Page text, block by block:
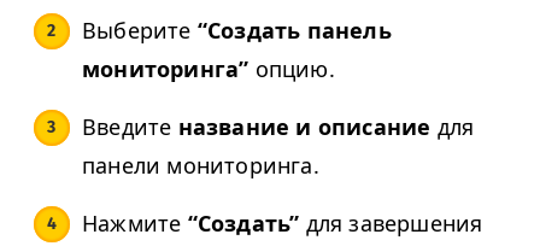
Выберите “Создать панель
мониторинга” опцию.
Введите название и описание для
панели мониторинга.
Нажмите “Создать” для завершения